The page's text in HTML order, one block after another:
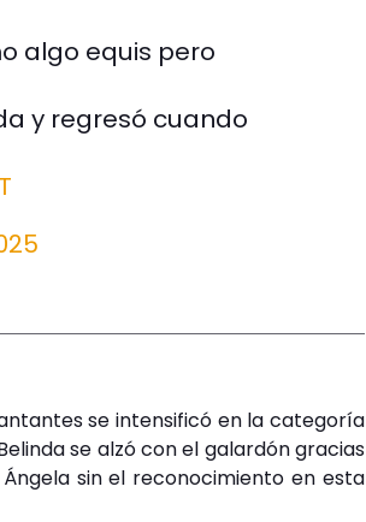
algo equis pero
y regresó cuando
se intensificó en la categoría
se alzó con el galardón gracias
Ángela sin el reconocimiento en esta